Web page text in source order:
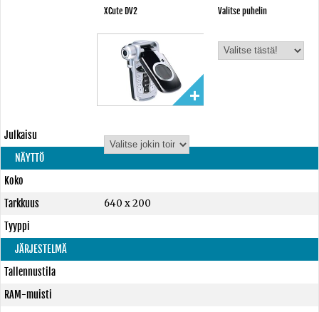
XCute DV2 Valitse puhelin
Julkaisu
NÄYTTÖ
Koko
Tarkkuus
640 x 200
Tyyppi
JÄRJESTELMÄ
Tallennustila
RAM-muisti